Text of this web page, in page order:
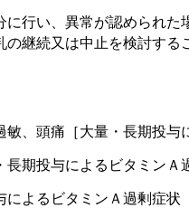
継続又は中止を検討する
行い、異常が認められた
、頭痛［大量・長期投与
期投与によるビタミンＡ
よるビタミンＡ過剰症状